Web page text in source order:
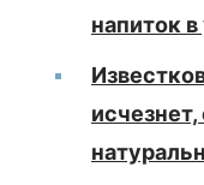
напиток в